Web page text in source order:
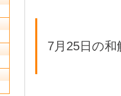
7月25日の和